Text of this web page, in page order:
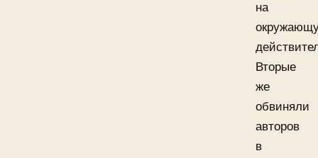
на
Вторые
же
обвиняли
авторов
в